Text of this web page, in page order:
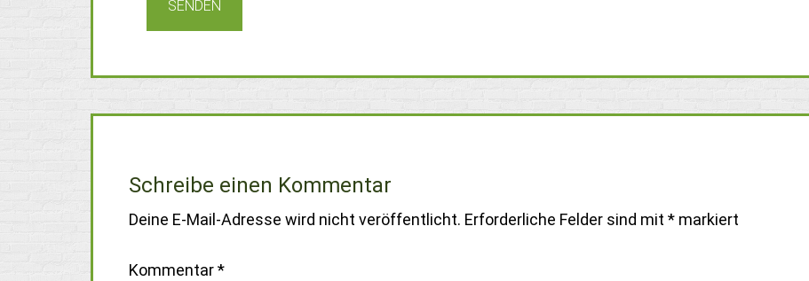
Schreibe einen Kommentar
Deine E-Mail-Adresse wird nicht veröffentlicht. Erforderliche Felder sind mit * markiert
Kommentar*